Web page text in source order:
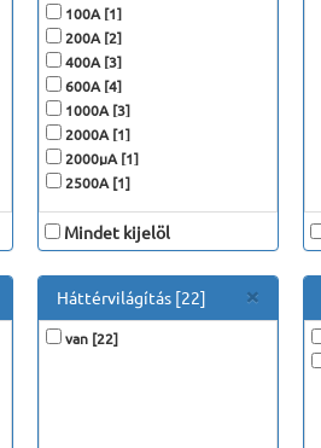
100A [1]
200A [2]
400A [3]
600A [4]
1000A [3]
2000A [1]
2000μA [1]
2500A [1]
Mindet kijelöl
Háttérvilágítás [22] ×Close
van [22]